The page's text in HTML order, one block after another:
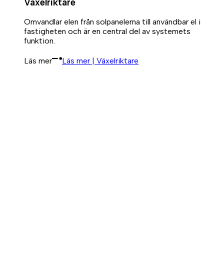
Omvandlar elen från solpanelerna till användbar el i
fastigheten och är en central del av systemets
funktion.
Läs mer Läs mer | Växelriktare